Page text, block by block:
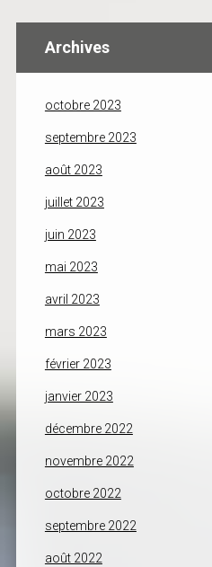
Archives
octobre 2023
septembre 2023
août 2023
juillet 2023
juin 2023
mai 2023
avril 2023
mars 2023
février 2023
janvier 2023
décembre 2022
novembre 2022
octobre 2022
septembre 2022
août 2022